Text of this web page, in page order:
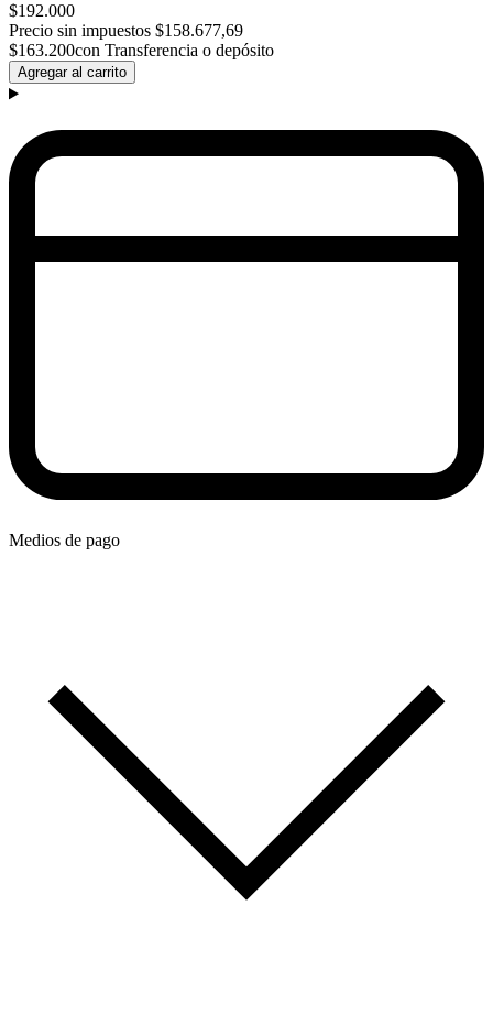
$192.000
Precio sin impuestos $158.677,69
$163.200con Transferencia o depósito
Agregar al carrito
Medios de pago